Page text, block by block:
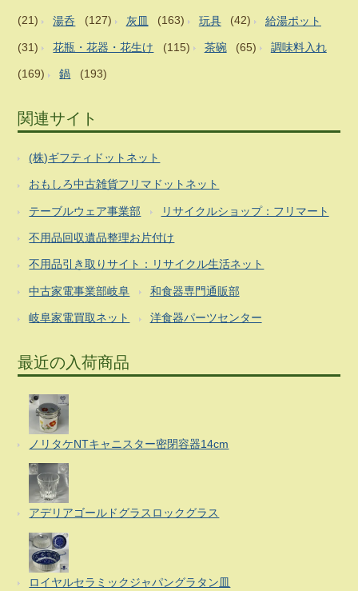
(21) 湯呑 (127) 灰皿 (163) 玩具 (42) 給湯ポット
(31) 花瓶・花器・花生け (115) 茶碗 (65) 調味料入れ
(169) 鍋 (193)
関連サイト
(株)ギフティドットネット
おもしろ中古雑貨フリマドットネット
テーブルウェア事業部 リサイクルショップ：フリマート
不用品回収遺品整理お片付け
不用品引き取りサイト：リサイクル生活ネット
中古家電事業部岐阜 和食器専門通販部
岐阜家電買取ネット 洋食器パーツセンター
最近の入荷商品
ノリタケNTキャニスター密閉容器14cm
アデリアゴールドグラスロックグラス
ロイヤルセラミックジャパングラタン皿